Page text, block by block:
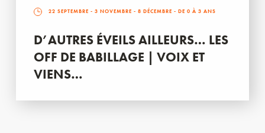
22 SEPTEMBRE - 3 NOVEMBRE - 8 DÉCEMBRE - DE 0 À 3 ANS
D’AUTRES ÉVEILS AILLEURS… LES
OFF DE BABILLAGE | VOIX ET
VIENS…